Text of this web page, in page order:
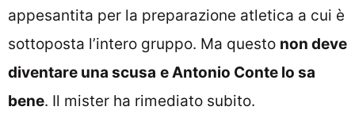
appesantita per la preparazione atletica a cui è
sottoposta l’intero gruppo. Ma questo non deve
diventare una scusa e Antonio Conte lo sa
bene. Il mister ha rimediato subito.